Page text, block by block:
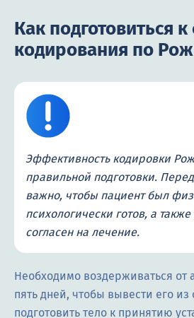
Как подготовиться к
кодирования по
Эффективность кодировки
правильной подготовки.
важно, чтобы пациент был
психологически готов, а
согласен на лечение.
Необходимо воздерживаться от
пять дней, чтобы вывести его из
подготовить тело к принятию